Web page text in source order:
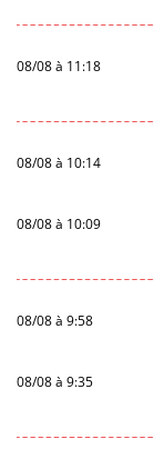
08/08 à 11:18
08/08 à 10:14
08/08 à 10:09
08/08 à 9:58
08/08 à 9:35